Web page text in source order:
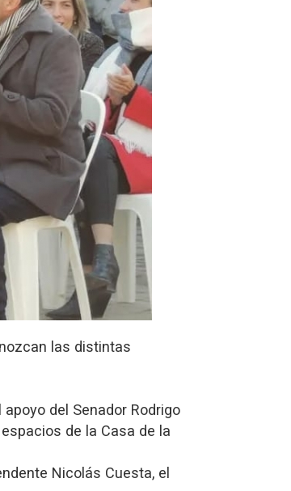
las distintas
del Senador Rodrigo
de la Casa de la
Nicolás Cuesta, el